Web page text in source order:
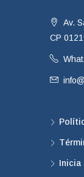
Av.
CP
Inicia